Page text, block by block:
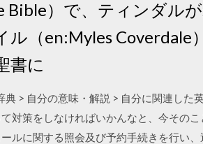
Bible）で、ティンダル
ル（en:Myles
書に
> 自分の意味・解説 > 自分に関連した
対策をしなければいかんなと、今その
ルに関する照会及び予約手続きを行い